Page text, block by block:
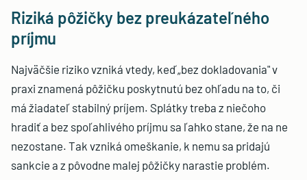
Riziká pôžičky bez preukázateľného
príjmu
Najväčšie riziko vzniká vtedy, keď „bez dokladovania" v
praxi znamená pôžičku poskytnutú bez ohľadu na to, či
má žiadateľ stabilný príjem. Splátky treba z niečoho
hradiť a bez spoľahlivého príjmu sa ľahko stane, že na ne
nezostane. Tak vzniká omeškanie, k nemu sa pridajú
sankcie a z pôvodne malej pôžičky narastie problém.